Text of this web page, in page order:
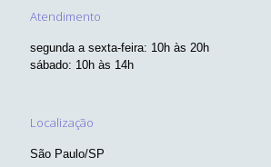
Atendimento
segunda a sexta-feira: 10h às 20h
sábado: 10h às 14h
Localização
São Paulo/SP